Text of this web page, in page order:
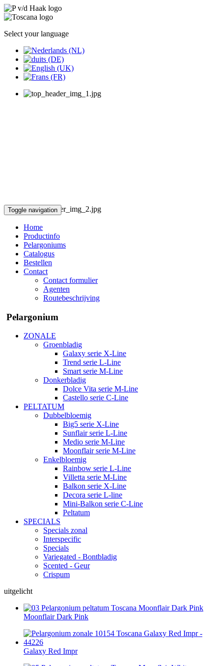
Select your language
Toggle navigation
Home
Productinfo
Pelargoniums
Catalogus
Bestellen
Contact
Contact formulier
Agenten
Routebeschrijving
Pelargonium
ZONALE
Groenbladig
Galaxy serie X-Line
Trend serie L-Line
Smart serie M-Line
Donkerbladig
Dolce Vita serie M-Line
Castello serie C-Line
PELTATUM
Dubbelbloemig
Big5 serie X-Line
Sunflair serie L-Line
Medio serie M-Line
Moonflair serie M-Line
Enkelbloemig
Rainbow serie L-Line
Villetta serie M-Line
Balkon serie X-Line
Decora serie L-line
Mini-Balkon serie C-Line
Peltatum
SPECIALS
Specials zonal
Interspecific
Specials
Variegated - Bontbladig
Scented - Geur
Crispum
uitgelicht
Moonflair Dark Pink
Galaxy Red Impr